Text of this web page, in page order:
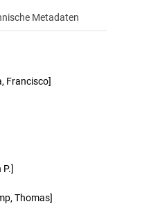
Metadaten
Francisco]
Thomas]